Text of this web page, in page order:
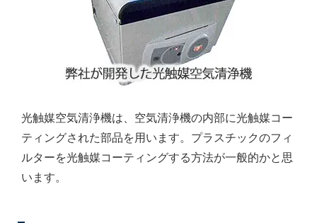
光触媒空気清浄機は、空気清浄機の内部に光触媒コー
ティングされた部品を用います。プラスチックのフィ
ルターを光触媒コーティングする方法が一般的かと思
います。